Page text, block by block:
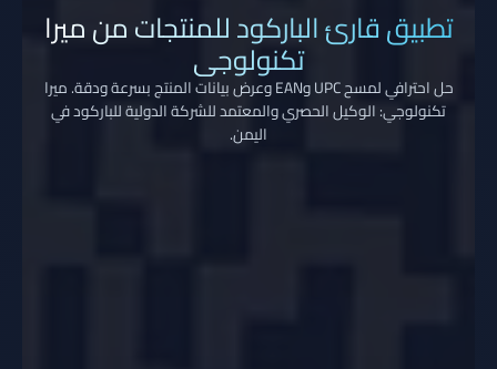
تطبيق قارئ الباركود للمنتجات من ميرا
تكنولوجي
حل احترافي لمسح UPC وEAN وعرض بيانات المنتج بسرعة ودقة. ميرا
تكنولوجي: الوكيل الحصري والمعتمد للشركة الدولية للباركود في
اليمن.